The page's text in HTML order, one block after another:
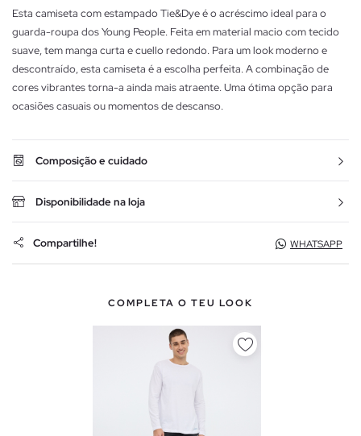
Esta camiseta com estampado Tie&Dye é o acréscimo ideal para o
guarda-roupa dos Young People. Feita em material macio com tecido
suave, tem manga curta e cuello redondo. Para um look moderno e
descontraído, esta camiseta é a escolha perfeita. A combinação de
cores vibrantes torna-a ainda mais atraente. Uma ótima opção para
ocasiões casuais ou momentos de descanso.
Composição e cuidado
Disponibilidade na loja
Compartilhe! WHATSAPP
COMPLETA O TEU LOOK